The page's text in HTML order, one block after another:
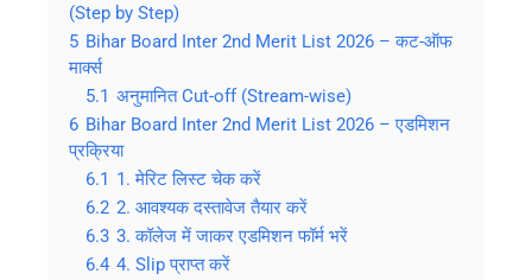
(Step by Step)
5 Bihar Board Inter 2nd Merit List 2026 – कट-ऑफ
मार्क्स
5.1 अनुमानित Cut-off (Stream-wise)
6 Bihar Board Inter 2nd Merit List 2026 – एडमिशन
प्रक्रिया
6.1 1. मेरिट लिस्ट चेक करें
6.2 2. आवश्यक दस्तावेज तैयार करें
6.3 3. कॉलेज में जाकर एडमिशन फॉर्म भरें
6.4 4. Slip प्राप्त करें